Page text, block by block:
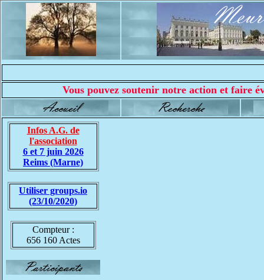
Vous pouvez soutenir notre action et faire
Infos A.G. de
l'association
6 et 7 juin 2026
Reims (Marne)
Utiliser groups.io
(23/10/2020)
Compteur :
656 160 Actes